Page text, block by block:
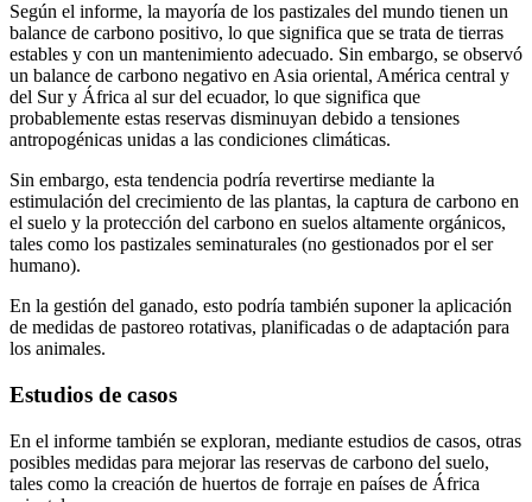
Según el informe, la mayoría de los pastizales del mundo tienen un
balance de carbono positivo, lo que significa que se trata de tierras
estables y con un mantenimiento adecuado. Sin embargo, se observó
un balance de carbono negativo en Asia oriental, América central y
del Sur y África al sur del ecuador, lo que significa que
probablemente estas reservas disminuyan debido a tensiones
antropogénicas unidas a las condiciones climáticas.
Sin embargo, esta tendencia podría revertirse mediante la
estimulación del crecimiento de las plantas, la captura de carbono en
el suelo y la protección del carbono en suelos altamente orgánicos,
tales como los pastizales seminaturales (no gestionados por el ser
humano).
En la gestión del ganado, esto podría también suponer la aplicación
de medidas de pastoreo rotativas, planificadas o de adaptación para
los animales.
Estudios de casos
En el informe también se exploran, mediante estudios de casos, otras
posibles medidas para mejorar las reservas de carbono del suelo,
tales como la creación de huertos de forraje en países de África